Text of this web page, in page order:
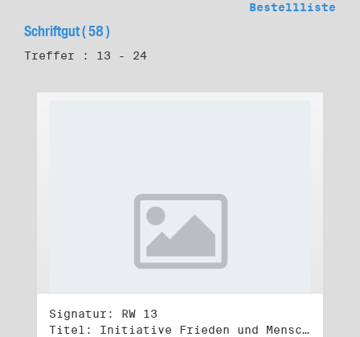
Bestellliste
Schriftgut ( 58 )
Treffer : 13 - 24
Signatur: RW 13
Titel: Initiative Frieden und Menschenrechte (3)